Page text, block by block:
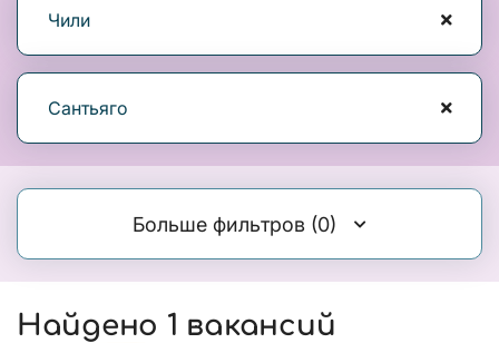
Чили
Сантьяго
Больше фильтров (0)
Найдено 1 вакансий